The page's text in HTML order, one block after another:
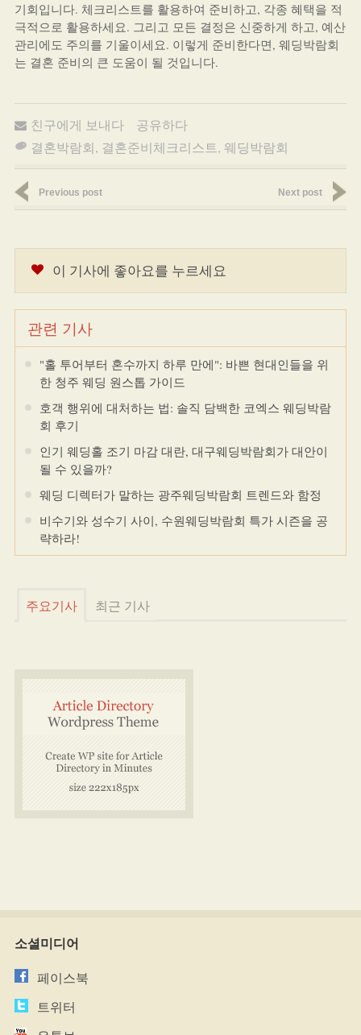
기회입니다. 체크리스트를 활용하여 준비하고, 각종 혜택을 적
극적으로 활용하세요. 그리고 모든 결정은 신중하게 하고, 예산
관리에도 주의를 기울이세요. 이렇게 준비한다면, 웨딩박람회
는 결혼 준비의 큰 도움이 될 것입니다.
친구에게 보내다
공유하다
결혼박람회, 결혼준비체크리스트, 웨딩박람회
Previous post Next post
이 기사에 좋아요를 누르세요
관련 기사
"홀 투어부터 혼수까지 하루 만에": 바쁜 현대인들을 위
한 청주 웨딩 원스톱 가이드
호객 행위에 대처하는 법: 솔직 담백한 코엑스 웨딩박람
회 후기
인기 웨딩홀 조기 마감 대란, 대구웨딩박람회가 대안이
될 수 있을까?
웨딩 디렉터가 말하는 광주웨딩박람회 트렌드와 함정
비수기와 성수기 사이, 수원웨딩박람회 특가 시즌을 공
략하라!
주요기사 최근 기사
소셜미디어
페이스북
트위터